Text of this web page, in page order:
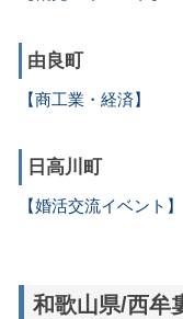
由良町
【商工業・経済】
日高川町
【婚活交流イベント】
和歌山県/西牟